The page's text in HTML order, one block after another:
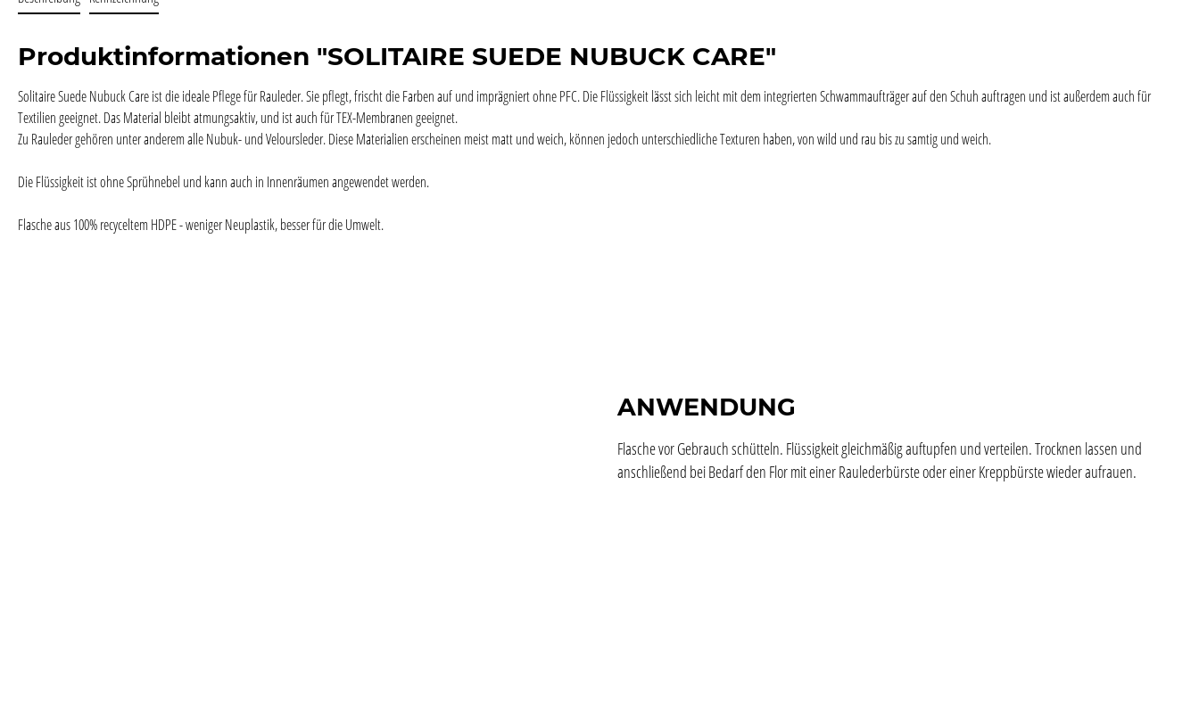
Produktinformationen "SOLITAIRE SUEDE NUBUCK CARE"
Solitaire Suede Nubuck Care ist die ideale Pflege für Rauleder. Sie pflegt, frischt die Farben auf und imprägniert ohne PFC. Die Flüssigkeit lässt sich leicht mit dem integrierten Schwammaufträger auf den Schuh auftragen und ist außerdem auch für
Textilien geeignet. Das Material bleibt atmungsaktiv, und ist auch für TEX-Membranen geeignet.
Zu Rauleder gehören unter anderem alle Nubuk- und Veloursleder. Diese Materialien erscheinen meist matt und weich, können jedoch unterschiedliche Texturen haben, von wild und rau bis zu samtig und weich.
Die Flüssigkeit ist ohne Sprühnebel und kann auch in Innenräumen angewendet werden.
Flasche aus 100% recyceltem HDPE - weniger Neuplastik, besser für die Umwelt.
ANWENDUNG
Flasche vor Gebrauch schütteln. Flüssigkeit gleichmäßig auftupfen und verteilen. Trocknen lassen und
anschließend bei Bedarf den Flor mit einer Raulederbürste oder einer Kreppbürste wieder aufrauen.